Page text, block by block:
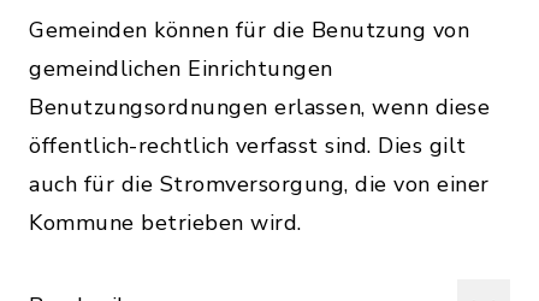
Gemeinden können für die Benutzung von
gemeindlichen Einrichtungen
Benutzungsordnungen erlassen, wenn diese
öffentlich-rechtlich verfasst sind. Dies gilt
auch für die Stromversorgung, die von einer
Kommune betrieben wird.